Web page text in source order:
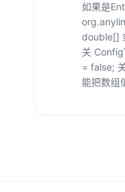
如果是
double[]
关
= false;
能把数组